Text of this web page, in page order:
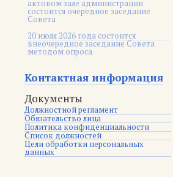
актовом зале администрации
состоится очередное заседание
Совета
20 июля 2026 года состоится
внеочередное заседание Совета
методом опроса
Контактная информация
Документы
Должностной регламент
Обязательство лица
Политика конфиденциальности
Список должностей
Цели обработки персональных
данных